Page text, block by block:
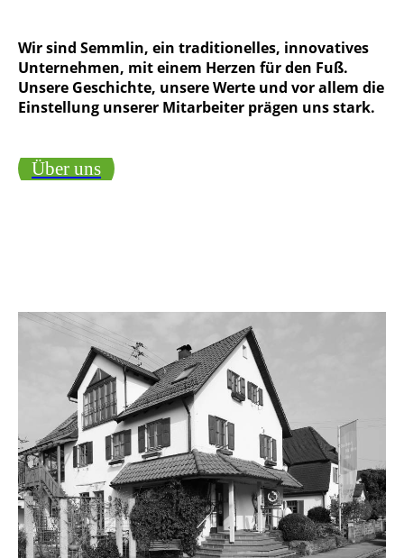
Wir sind Semmlin, ein traditionelles, innovatives
Unternehmen, mit einem Herzen für den Fuß.
Unsere Geschichte, unsere Werte und vor allem die
Einstellung unserer Mitarbeiter prägen uns stark.
Über uns